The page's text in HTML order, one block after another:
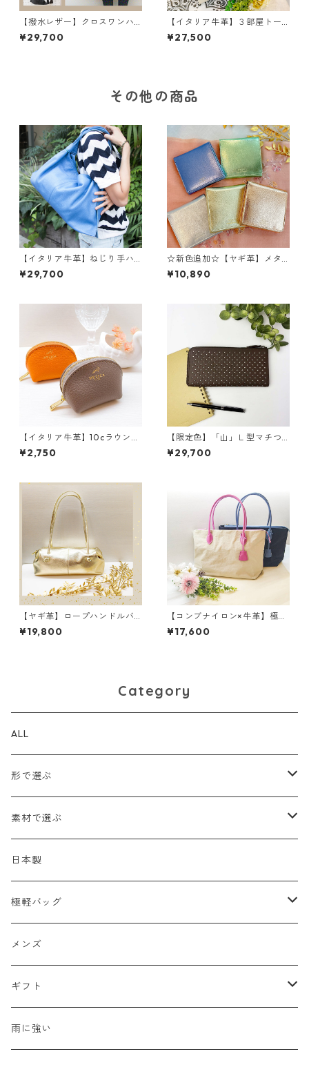
【撥水レザー】クロスワンハ
ンドルバッグ＜2色展開＞ M
6041
¥29,700
【イタリア牛革】３部屋トー
トバッグ〈5色展開〉 イタリ
アンレザー 本革 カラフ
¥27,500
その他の商品
【イタリア牛革】ねじり手ハ
ンドバッグ Lサイズ <８色展開
> ねじり手 イタリアンレザ
¥29,700
☆新色追加☆【ヤギ革】メタ
リックカラー２つ折り財布
本革 ヤギ革 レザーウォレ
¥10,890
【イタリア牛革】10cラウンド
コインケース<新色追加★>
本革 牛革 コインケース
¥2,750
【限定色】「山」Ｌ型マチつ
き長財布<４色展開> 本革
レザーウォレット 革小物
¥29,700
【ヤギ革】ロープハンドルバ
ッグ＜メタリックカラー4色展
開＞ 軽い 本革 カラフル
¥19,800
【コンブナイロン×牛革】極軽
バイカラートートバッグ 軽
い 撥水 M5056
¥17,600
Category
ALL
形で選ぶ
トートバッグ
ショルダーバッグ
2WAY
リュック
ビジネスバッグ
ハンドバッグ
素材で選ぶ
メッシュ
エナメル
革Ｘ異素材コンビ
牛革
水牛革
日本製
極軽バッグ
メンズ
レディース
メンズ
ギフト
母の日
雨に強い